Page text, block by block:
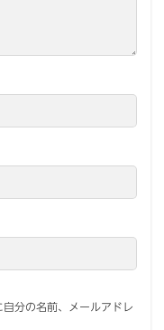
分の名前、メールアドレ